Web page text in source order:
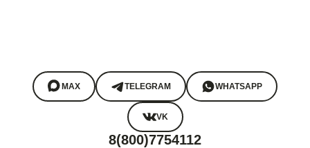
MAX TELEGRAM WHATSAPP
VK
8(800)7754112